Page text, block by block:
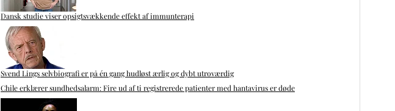
Dansk studie viser opsigtsvækkende effekt af immunterapi
Svend Lings selvbiografi er på én gang hudløst ærlig og dybt utroværdig
Chile erklærer sundhedsalarm: Fire ud af ti registrerede patienter med hantavirus er døde